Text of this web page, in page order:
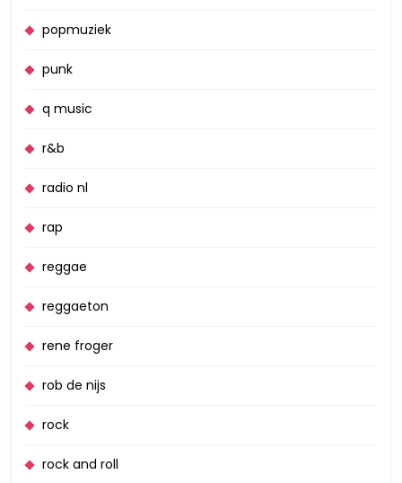
popmuziek
punk
q music
r&b
radio nl
rap
reggae
reggaeton
rene froger
rob de nijs
rock
rock and roll